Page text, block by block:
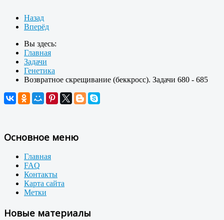
Назад
Вперёд
Вы здесь:
Главная
Задачи
Генетика
Возвратное скрещивание (беккросс). Задачи 680 - 685
Основное меню
Главная
FAQ
Контакты
Карта сайта
Метки
Новые материалы